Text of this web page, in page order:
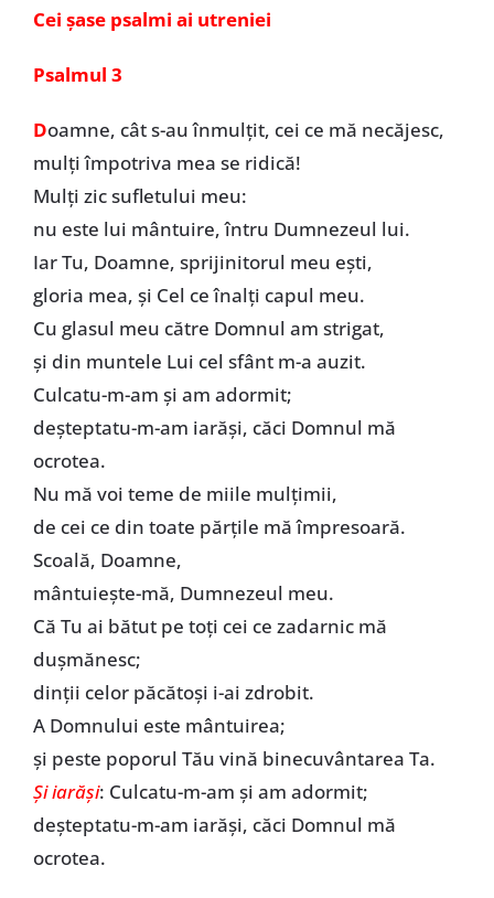
Cei șase psalmi ai utreniei
Psalmul 3
Doamne, cât s-au înmulţit, cei ce mă necăjesc,
mulţi împotriva mea se ridică!
Mulţi zic sufletului meu:
nu este lui mântuire, întru Dumnezeul lui.
Iar Tu, Doamne, sprijinitorul meu eşti,
gloria mea, şi Cel ce înalţi capul meu.
Cu glasul meu către Domnul am strigat,
şi din muntele Lui cel sfânt m-a auzit.
Culcatu-m-am şi am adormit;
deşteptatu-m-am iarăşi, căci Domnul mă
ocrotea.
Nu mă voi teme de miile mulţimii,
de cei ce din toate părţile mă împresoară.
Scoală, Doamne,
mântuieşte-mă, Dumnezeul meu.
Că Tu ai bătut pe toţi cei ce zadarnic mă
duşmănesc;
dinţii celor păcătoşi i-ai zdrobit.
A Domnului este mântuirea;
şi peste poporul Tău vină binecuvântarea Ta.
Şi iarăşi: Culcatu-m-am şi am adormit;
deşteptatu-m-am iarăşi, căci Domnul mă
ocrotea.